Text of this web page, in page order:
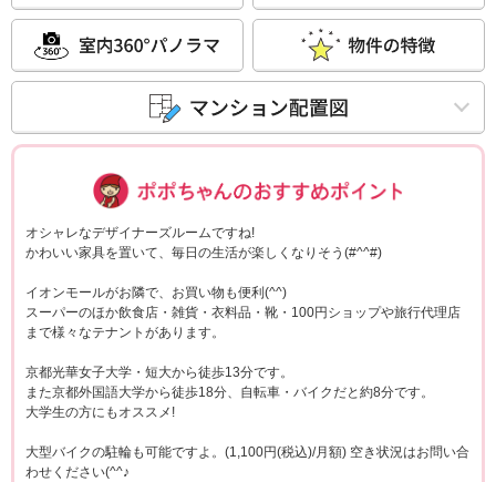
オシャレなデザイナーズルームですね!
かわいい家具を置いて、毎日の生活が楽しくなりそう(#^^#)
イオンモールがお隣で、お買い物も便利(^^)
スーパーのほか飲食店・雑貨・衣料品・靴・100円ショップや旅行代理店
まで様々なテナントがあります。
京都光華女子大学・短大から徒歩13分です。
また京都外国語大学から徒歩18分、自転車・バイクだと約8分です。
大学生の方にもオススメ!
大型バイクの駐輪も可能ですよ。(1,100円(税込)/月額) 空き状況はお問い合
わせください(^^♪